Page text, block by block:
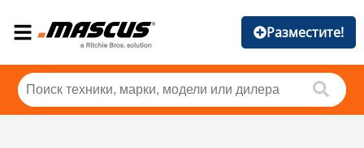
Разместите!